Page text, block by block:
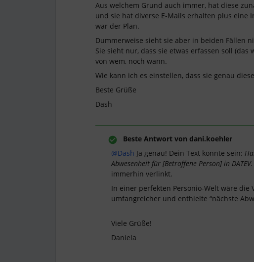
Aus welchem Grund auch immer, hat diese
und sie hat diverse E-Mails erhalten plus eine
war der Plan.
Dummerweise sieht sie aber in beiden Fällen
Sie sieht nur, dass sie etwas erfassen soll
von wem, noch wann.
Wie kann ich es einstellen, dass sie genau
Beste Grüße
Dash
Beste Antwort von dani.koehler
@Dash Ja genau! Dein Text könnte sein:
Abwesenheit für [Betroffene Person] in DATEV.
immerhin verlinkt.
In einer perfekten Personio-Welt wäre die
umfangreicher und enthielte “nächste
Viele Grüße!
Daniela